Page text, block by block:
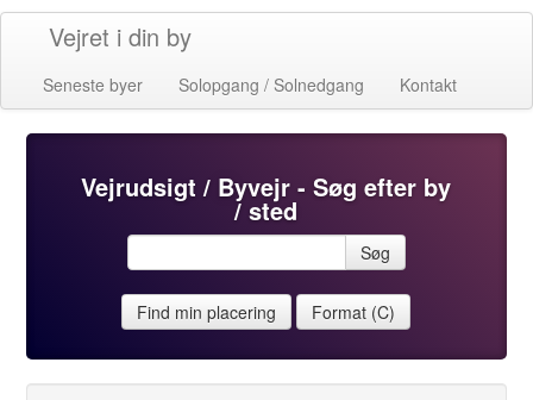
Vejret i din by
Seneste byer Solopgang / Solnedgang Kontakt
Vejrudsigt / Byvejr - Søg efter by
/ sted
Søg
Find min placering Format (C)